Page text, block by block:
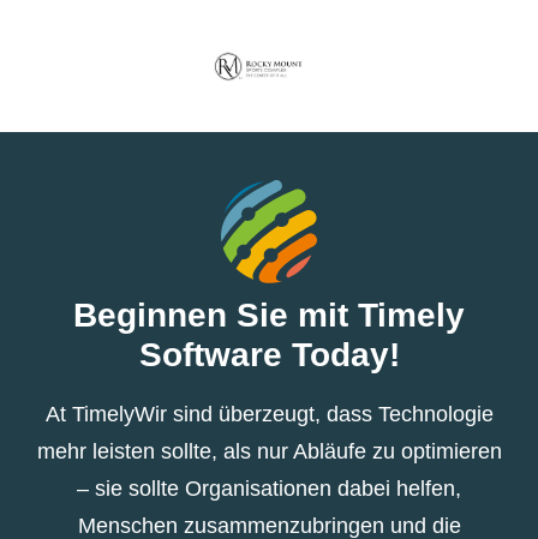
Beginnen Sie mit Timely
Software Today!
At TimelyWir sind überzeugt, dass Technologie
mehr leisten sollte, als nur Abläufe zu optimieren
– sie sollte Organisationen dabei helfen,
Menschen zusammenzubringen und die